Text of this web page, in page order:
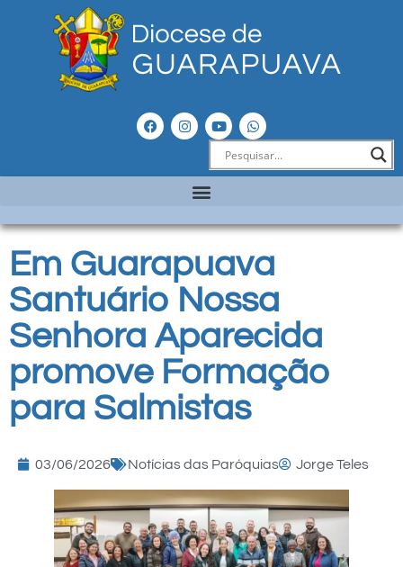
Em Guarapuava
Santuário Nossa
Senhora Aparecida
promove Formação
para Salmistas
03/06/2026 Notícias das Paróquias Jorge Teles